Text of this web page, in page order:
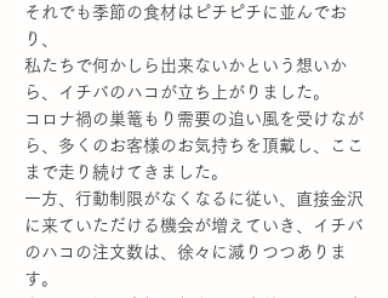
それでも季節の食材はピチピチに並んでお
り、
私たちで何かしら出来ないかという想いか
ら、イチバのハコが立ち上がりました。
コロナ禍の巣篭もり需要の追い風を受けなが
ら、多くのお客様のお気持ちを頂戴し、ここ
まで走り続けてきました。
一方、行動制限がなくなるに従い、直接金沢
に来ていただける機会が増えていき、イチバ
のハコの注文数は、徐々に減りつつありま
す。